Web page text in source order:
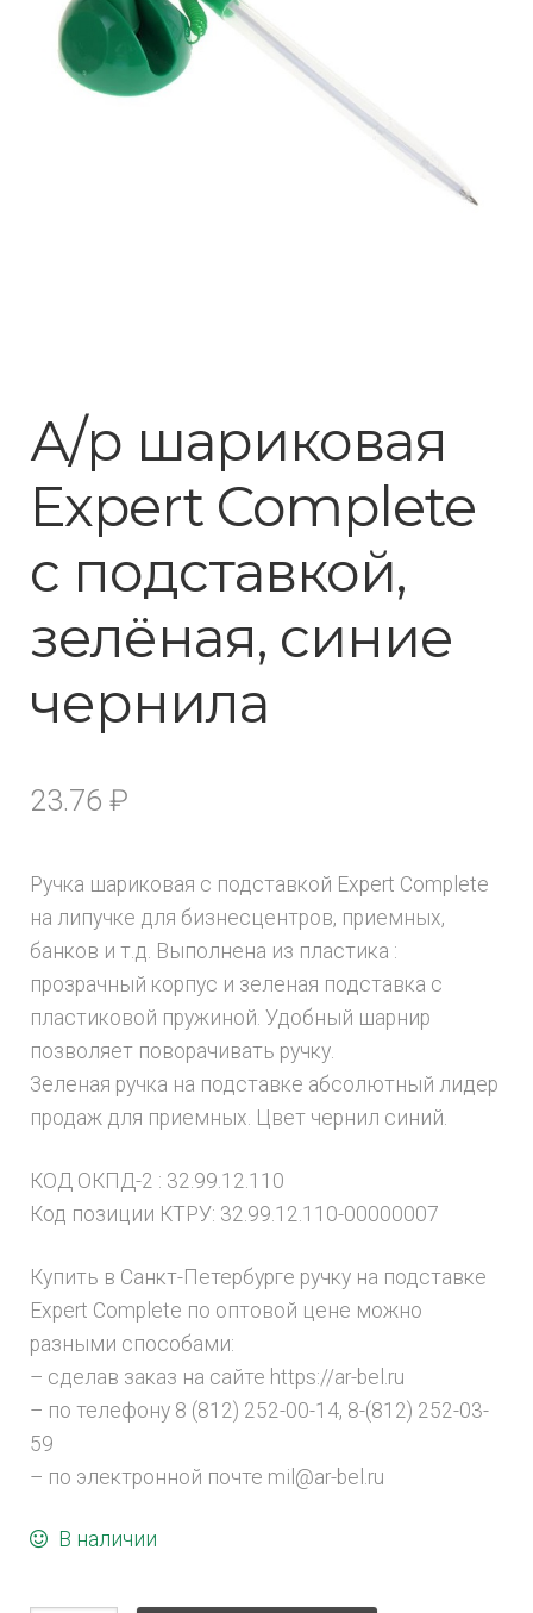
А/р шариковая
Expert Complete
с подставкой,
зелёная, синие
чернила
23.76 ₽
Ручка шариковая с подставкой Expert Complete
на липучке для бизнесцентров, приемных,
банков и т.д. Выполнена из пластика :
прозрачный корпус и зеленая подставка с
пластиковой пружиной. Удобный шарнир
позволяет поворачивать ручку.
Зеленая ручка на подставке абсолютный лидер
продаж для приемных. Цвет чернил синий.
КОД ОКПД-2 : 32.99.12.110
Код позиции КТРУ: 32.99.12.110-00000007
Купить в Санкт-Петербурге ручку на подставке
Expert Complete по оптовой цене можно
разными способами:
– сделав заказ на сайте https://ar-bel.ru
– по телефону 8 (812) 252-00-14, 8-(812) 252-03-
59
– по электронной почте mil@ar-bel.ru
В наличии